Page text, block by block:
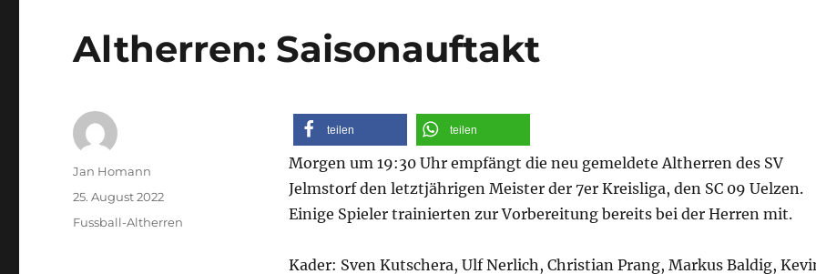
Altherren: Saisonauftakt
teilen teilen
Morgen um 19:30 Uhr empfängt die neu gemeldete Altherren des SV
Jelmstorf den letztjährigen Meister der 7er Kreisliga, den SC 09 Uelzen.
Einige Spieler trainierten zur Vorbereitung bereits bei der Herren mit.
Kader: Sven Kutschera, Ulf Nerlich, Christian Prang, Markus Baldig,
Autor
Jan Homann
Veröffentlicht
25. August 2022
Kategorien
Fussball-Altherren